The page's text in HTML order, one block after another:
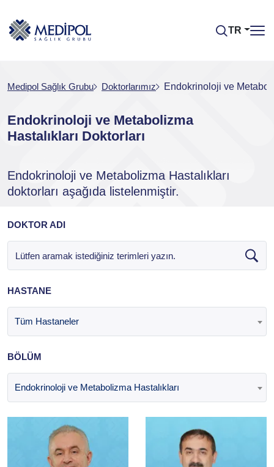
TR
Medipol Sağlık Grubu Doktorlarımız Endokrinoloji ve
Endokrinoloji ve Metabolizma
Hastalıkları Doktorları
Endokrinoloji ve Metabolizma Hastalıkları
doktorları aşağıda listelenmiştir.
DOKTOR ADI
HASTANE
Tüm Hastaneler
BÖLÜM
Endokrinoloji ve Metabolizma Hastalıkları